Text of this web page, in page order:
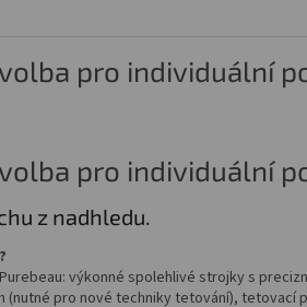
pro individuální
pro individuální
z nadhledu.
výkonné spolehlivé strojky s
(nutné pro nové techniky tetování), tetovací